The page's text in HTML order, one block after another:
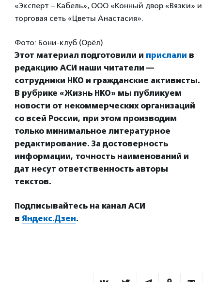
«Эксперт – Кабель», ООО «Конный двор «Вязки» и
торговая сеть «Цветы Анастасия».
Фото: Бони-клуб (Орёл)
Этот материал подготовили и прислали в
редакцию АСИ наши читатели —
сотрудники НКО и гражданские активисты.
В рубрике «Жизнь НКО» мы публикуем
новости от некоммерческих организаций
со всей России, при этом производим
только минимальное литературное
редактирование. За достоверность
информации, точность наименований и
дат несут ответственность авторы
текстов.
Подписывайтесь на канал АСИ
в Яндекс.Дзен.